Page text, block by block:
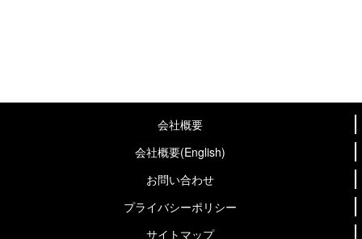
会社概要
会社概要(English)
お問い合わせ
プライバシーポリシー
サイトマップ